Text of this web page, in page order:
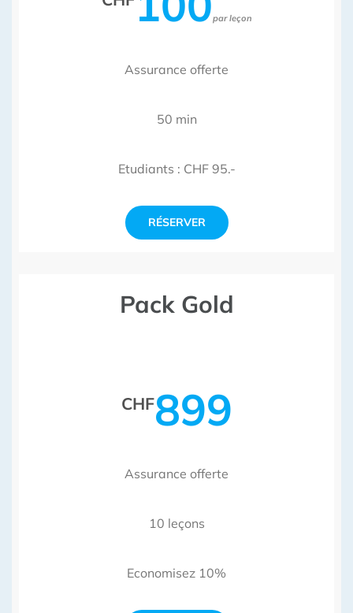
par leçon
Assurance offerte
50 min
Etudiants : CHF 95.-
RÉSERVER
Pack Gold
CHF899
Assurance offerte
10 leçons
Economisez 10%